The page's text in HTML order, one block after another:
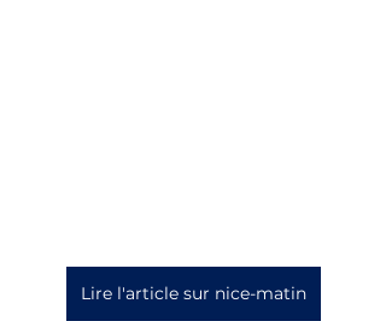
Lire l'article sur nice-matin